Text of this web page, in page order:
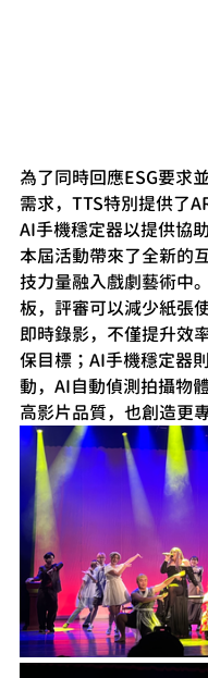
為了同時回應ESG要求
需求，TTS特別提供了
AI手機穩定器以提供協
本屆活動帶來了全新的
技力量融入戲劇藝術中
板，評審可以減少紙張
即時錄影，不僅提升效
保目標；AI手機穩定器
動，AI自動偵測拍攝物
高影片品質，也創造更